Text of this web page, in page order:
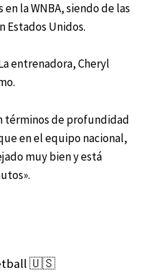
la WNBA, siendo de las
Estados Unidos.
entrenadora, Cheryl
términos de profundidad
en el equipo nacional,
muy bien y está
🇺🇸